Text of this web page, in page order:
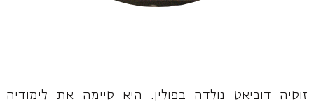
זוסיה דוביאט נולדה בפולין. היא סיימה את לימודיה